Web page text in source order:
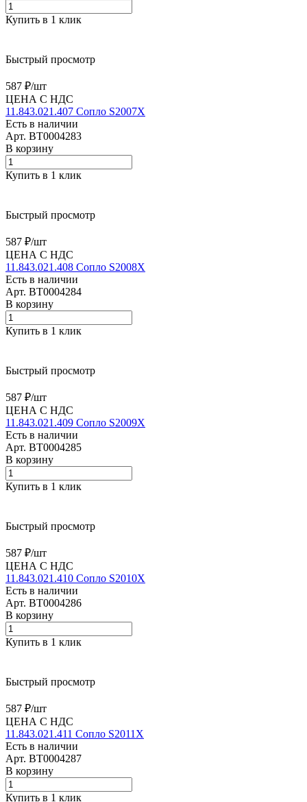
Купить в 1 клик
Быстрый просмотр
587 ₽/шт
ЦЕНА С НДС
11.843.021.407 Сопло S2007X
Есть в наличии
Арт. BT0004283
В корзину
Купить в 1 клик
Быстрый просмотр
587 ₽/шт
ЦЕНА С НДС
11.843.021.408 Сопло S2008X
Есть в наличии
Арт. BT0004284
В корзину
Купить в 1 клик
Быстрый просмотр
587 ₽/шт
ЦЕНА С НДС
11.843.021.409 Сопло S2009X
Есть в наличии
Арт. BT0004285
В корзину
Купить в 1 клик
Быстрый просмотр
587 ₽/шт
ЦЕНА С НДС
11.843.021.410 Сопло S2010X
Есть в наличии
Арт. BT0004286
В корзину
Купить в 1 клик
Быстрый просмотр
587 ₽/шт
ЦЕНА С НДС
11.843.021.411 Сопло S2011X
Есть в наличии
Арт. BT0004287
В корзину
Купить в 1 клик